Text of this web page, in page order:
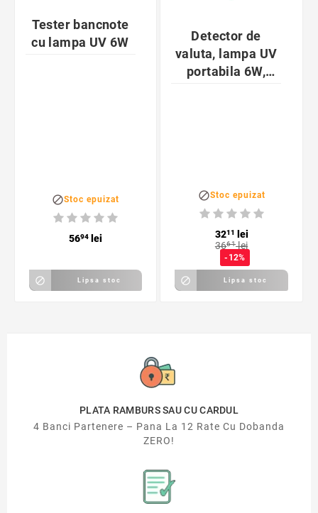
Tester bancnote
cu lampa UV 6W
Stoc epuizat
5694lei
 Lipsa stoc
Detector de
valuta, lampa UV
portabila 6W,
Stoc epuizat
3211
lei
3661lei
-12%
 Lipsa stoc
PLATA RAMBURS SAU CU CARDUL
4 Banci Partenere – Pana La 12 Rate Cu Dobanda
ZERO!